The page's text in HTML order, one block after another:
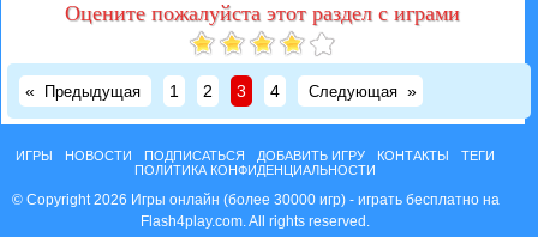
Оцените пожалуйста этот раздел с играми
« Предыдущая 1 2 3 4 Следующая »
ИГРЫ НОВОСТИ ПОДПИСАТЬСЯ ДОБАВИТЬ ИГРУ КОНТАКТЫ
ТЕГИ
ПОЛИТИКА КОНФИДЕНЦИАЛЬНОСТИ
© Copyright 2026 Игры онлайн (более 30000 игр) - играть бесплатно на
Flash4play.com. All rights reserved.